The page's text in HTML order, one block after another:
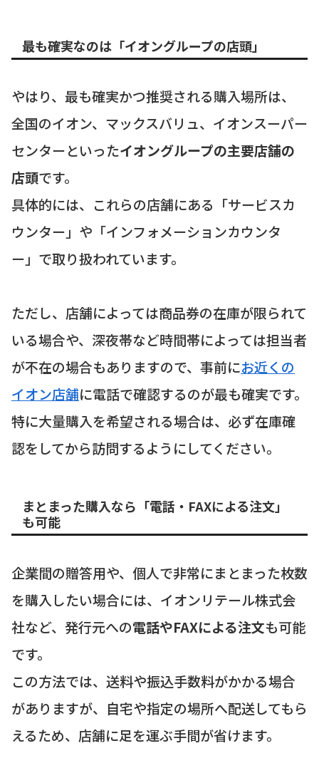
最も確実なのは「イオングループの店頭」
やはり、最も確実かつ推奨される購入場所は、
全国のイオン、マックスバリュ、イオンスーパー
センターといったイオングループの主要店舗の
店頭です。
具体的には、これらの店舗にある「サービスカ
ウンター」や「インフォメーションカウンタ
ー」で取り扱われています。
ただし、店舗によっては商品券の在庫が限られて
いる場合や、深夜帯など時間帯によっては担当者
が不在の場合もありますので、事前にお近くの
イオン店舗に電話で確認するのが最も確実です。
特に大量購入を希望される場合は、必ず在庫確
認をしてから訪問するようにしてください。
まとまった購入なら「電話・FAXによる注文」
も可能
企業間の贈答用や、個人で非常にまとまった枚数
を購入したい場合には、イオンリテール株式会
社など、発行元への電話やFAXによる注文も可能
です。
この方法では、送料や振込手数料がかかる場合
がありますが、自宅や指定の場所へ配送してもら
えるため、店舗に足を運ぶ手間が省けます。